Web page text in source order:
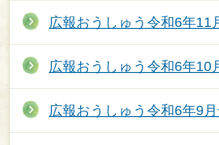
広報おうしゅう令和6年11
広報おうしゅう令和6年10
広報おうしゅう令和6年9